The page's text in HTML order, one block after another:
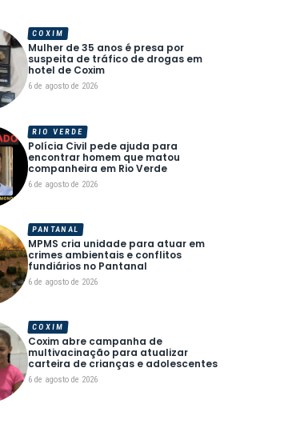
Mulher de 35 anos é presa por
suspeita de tráfico de drogas em
hotel de Coxim
6 de agosto de 2026
COXIM
Polícia Civil pede ajuda para
encontrar homem que matou
companheira em Rio Verde
6 de agosto de 2026
RIO VERDE
MPMS cria unidade para atuar em
crimes ambientais e conflitos
fundiários no Pantanal
6 de agosto de 2026
PANTANAL
Coxim abre campanha de
multivacinação para atualizar
carteira de crianças e adolescentes
6 de agosto de 2026
COXIM